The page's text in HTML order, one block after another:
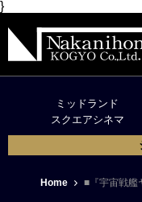
}
ミッドランド
スクエアシネマ
Home ■『宇宙戦艦